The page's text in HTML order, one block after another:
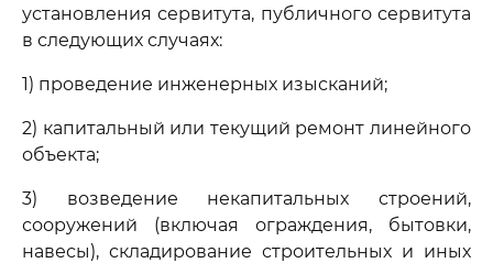
установления сервитута, публичного сервитута
в следующих случаях:
1) проведение инженерных изысканий;
2) капитальный или текущий ремонт линейного
объекта;
3) возведение некапитальных строений,
сооружений (включая ограждения, бытовки,
навесы), складирование строительных и иных